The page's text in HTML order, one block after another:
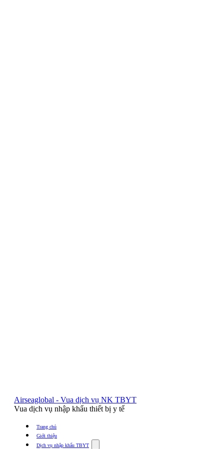
Airseaglobal - Vua dịch vụ NK TBYT
Vua dịch vụ nhập khẩu thiết bị y tế
Trang chủ
Giới thiệu
Dịch vụ nhập khẩu TBYT